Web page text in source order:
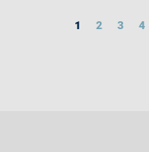
1 2 3 4